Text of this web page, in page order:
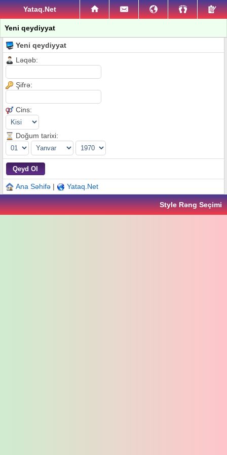
Yataq.Net
Yeni qeydiyyat
Yeni qeydiyyat
Ləqəb:
Şifrə:
Cins:
Doğum tarixi:
Ana Səhifə | Yataq.Net
Style Rəng Seçimi